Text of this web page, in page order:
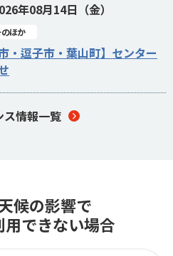
年08月14日（金）
のほか
・逗子市・葉山町】センター
ス情報一覧
候の影響で
できない場合